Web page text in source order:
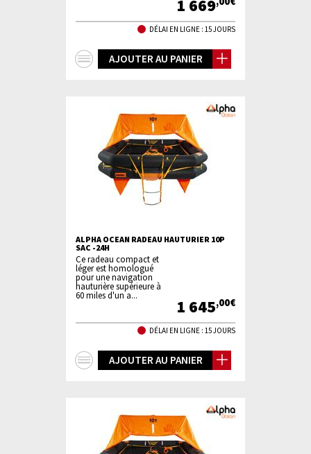
1 669
DÉLAI EN LIGNE : 15 JOURS
AJOUTER AU PANIER
ALPHA OCEAN RADEAU HAUTURIER 10P
SAC -24H
Ce radeau compact et
léger est homologué
pour une navigation
hauturière supérieure à
60 miles d'un a...
1 645,00€
DÉLAI EN LIGNE : 15 JOURS
AJOUTER AU PANIER